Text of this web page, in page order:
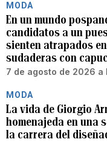
MODA
En un mundo
candidatos a un
sienten atrapados
sudaderas con
7 de agosto de 2026 a
MODA
La vida de Giorgio
homenajeda en una
la carrera del